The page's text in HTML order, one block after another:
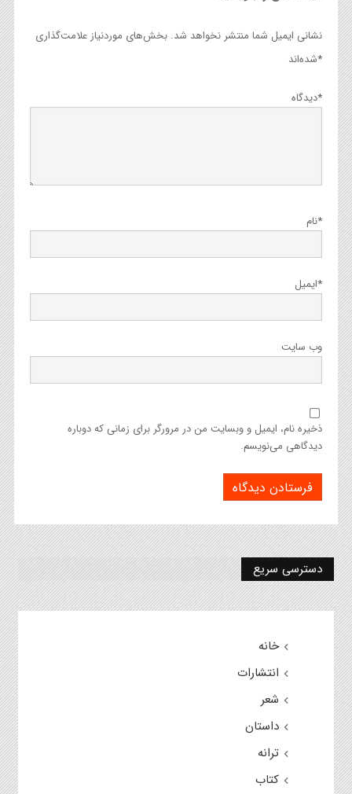
نشانی ایمیل شما منتشر نخواهد شد. بخش‌های موردنیاز علامت‌گذاری
شده‌اند*
دیدگاه*
نام*
ایمیل*
وب‌ سایت
ذخیره نام، ایمیل و وبسایت من در مرورگر برای زمانی که دوباره
دیدگاهی می‌نویسم.
دسترسی سریع
خانه
انتشارات
شعر
داستان
ترانه
کتاب